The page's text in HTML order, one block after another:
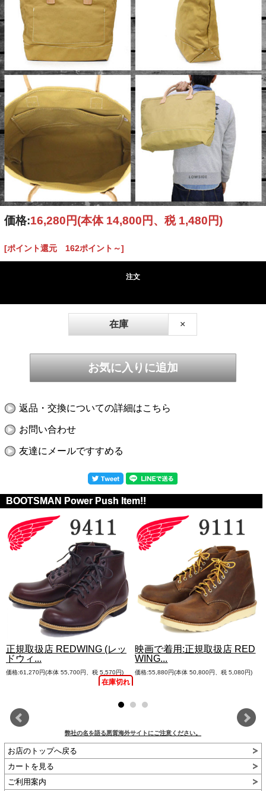
価格:16,280円(本体 14,800円、税 1,480円)
[ポイント還元 162ポイント～]
注文
在庫 ×
返品・交換についての詳細はこちら
お問い合わせ
友達にメールですすめる
BOOTSMAN Power Push Item!!
正規取扱店 REDWING (レッ
ドウィ...
価格:61,270円(本体 55,700円、税 5,570円)
在庫切れ
映画で着用:正規取扱店 RED
WING...
価格:55,880円(本体 50,800円、税 5,080円)
弊社の名を語る悪質海外サイトにご注意ください。
お店のトップへ戻る
カートを見る
ご利用案内